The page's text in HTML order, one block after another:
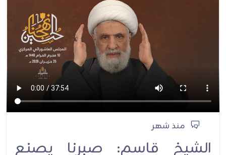
منذ شهر
الشيخ قاسم: صبرنا يصنع